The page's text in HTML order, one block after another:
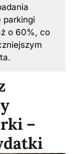
parkingi
o 60%, co
–